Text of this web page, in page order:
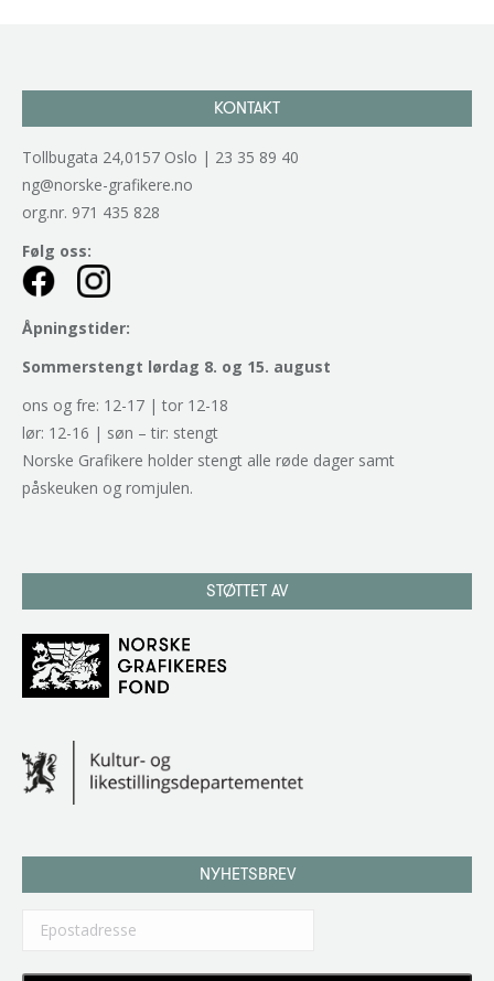
KONTAKT
Tollbugata 24,0157 Oslo | 23 35 89 40
ng@norske-grafikere.no
org.nr. 971 435 828
Følg oss:
Åpningstider:
Sommerstengt lørdag 8. og 15. august
ons og fre: 12-17 | tor 12-18
lør: 12-16 | søn – tir: stengt
Norske Grafikere holder stengt alle røde dager samt
påskeuken og romjulen.
STØTTET AV
NYHETSBREV